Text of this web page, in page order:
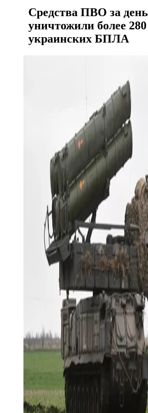
Средства ПВО за день
уничтожили более 280
украинских БПЛА